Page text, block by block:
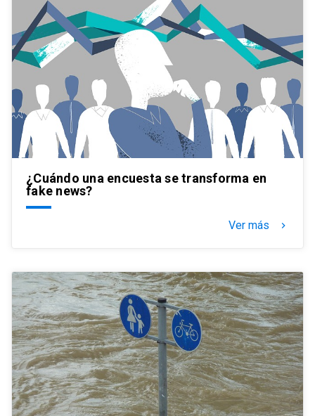
¿Cuándo una encuesta se transforma en
fake news?
Ver más keyboard_arrow_right